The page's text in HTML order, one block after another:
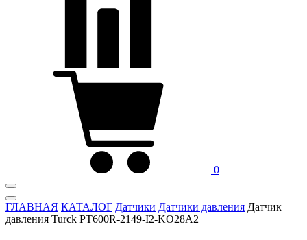
0
ГЛАВНАЯ КАТАЛОГ Датчики Датчики давления Датчик
давления Turck PT600R-2149-I2-KO28A2